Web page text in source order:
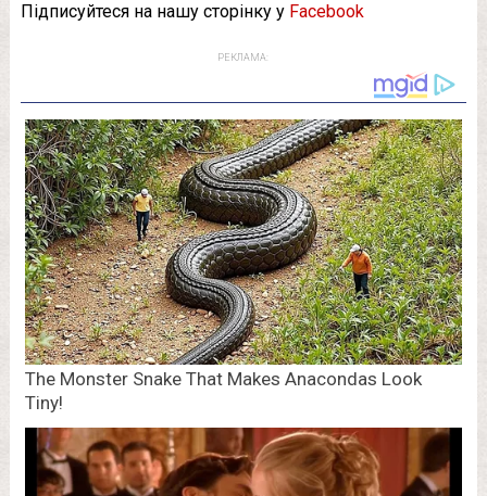
Підписуйтеся на нашу сторінку у Facebook
РЕКЛАМА: